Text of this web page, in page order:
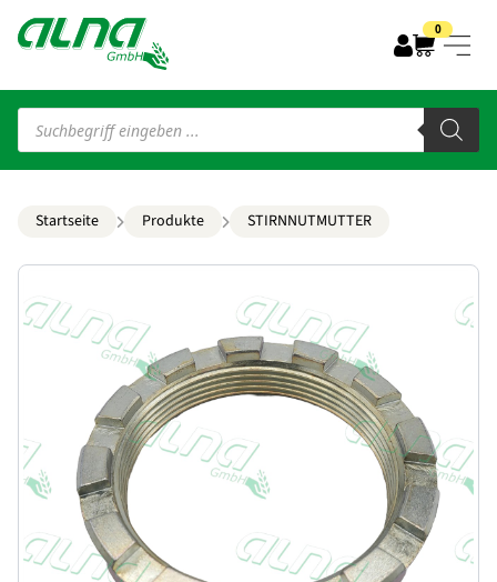
0
Products
search
Startseite Produkte STIRNNUTMUTTER